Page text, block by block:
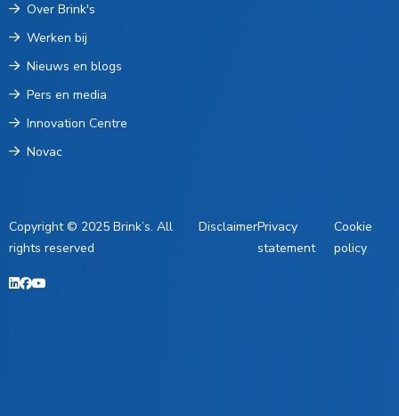
Over Brink's
Werken bij
Nieuws en blogs
Pers en media
Innovation Centre
Novac
Copyright © 2025 Brink’s. All
rights reserved
DisclaimerPrivacy
statement
Cookie
policy
LinkedIn
Facebook